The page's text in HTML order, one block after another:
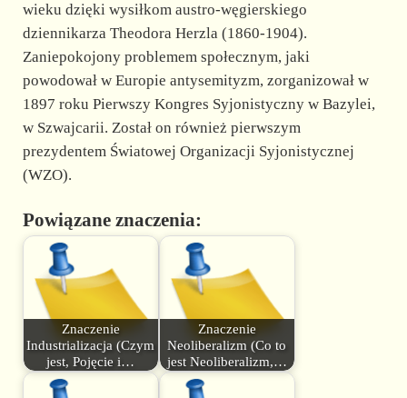
wieku dzięki wysiłkom austro-węgierskiego
dziennikarza Theodora Herzla (1860-1904).
Zaniepokojony problemem społecznym, jaki
powodował w Europie antysemityzm, zorganizował w
1897 roku Pierwszy Kongres Syjonistyczny w Bazylei,
w Szwajcarii. Został on również pierwszym
prezydentem Światowej Organizacji Syjonistycznej
(WZO).
Powiązane znaczenia:
Znaczenie
Industrializacja (Czym
jest, Pojęcie i…
Znaczenie
Neoliberalizm (Co to
jest Neoliberalizm,…